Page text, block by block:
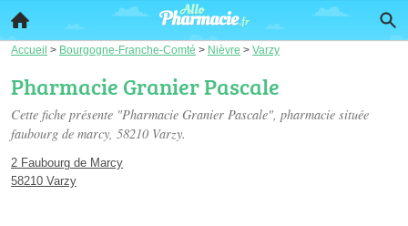
Accueil > Bourgogne-Franche-Comté > Nièvre > Varzy
Pharmacie Granier Pascale
Cette fiche présente "Pharmacie Granier Pascale", pharmacie située
faubourg de marcy, 58210 Varzy.
2 Faubourg de Marcy
58210 Varzy